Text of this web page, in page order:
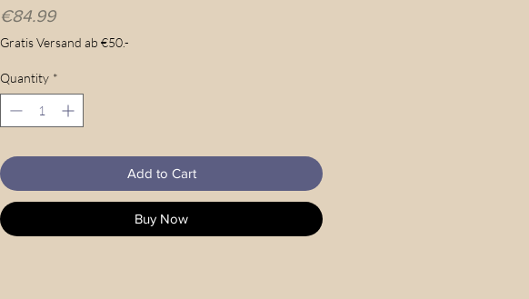
€84.99Price
Gratis Versand ab €50.-
Quantity *
Add to Cart
Buy Now